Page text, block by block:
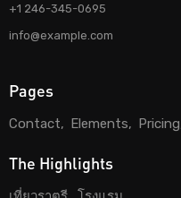
+1 246-345-0695
info@example.com
Pages
Contact Elements Pricing
The Highlights